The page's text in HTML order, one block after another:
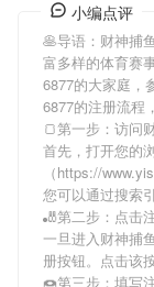
小编点评
🥞导语： 财神捕
富多样的体育赛
6877的大家庭，
6877的注册流程
🍞第一步：访问
首先，打开您的
（https://
您可以通过搜索
🎳第二步：点击
一旦进入财神捕
册按钮。点击该
🍩第三步：填写